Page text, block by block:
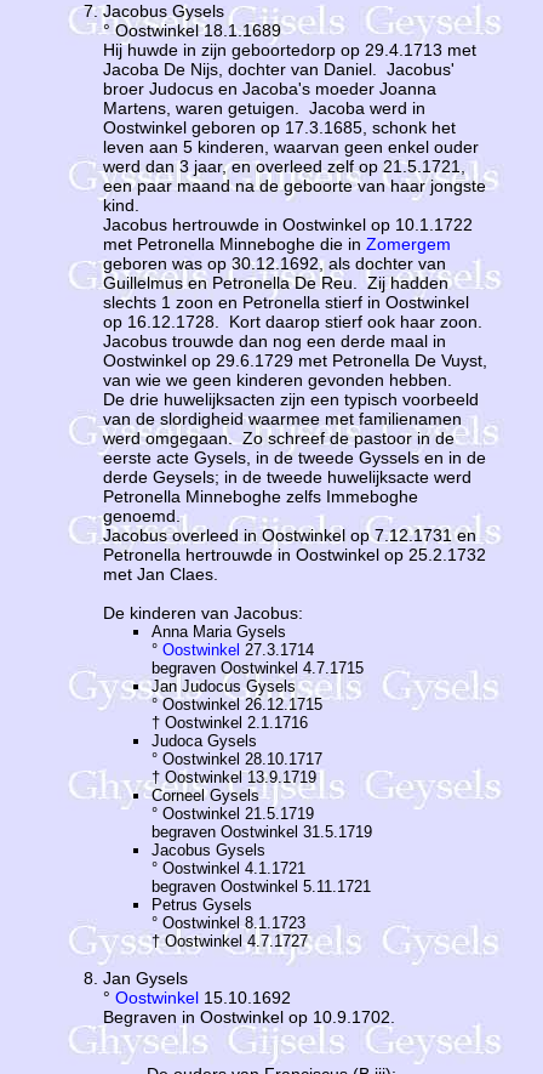
Jacobus Gysels
° Oostwinkel 18.1.1689
Hij huwde in zijn geboortedorp op 29.4.1713 met
Jacoba De Nijs, dochter van Daniel. Jacobus'
broer Judocus en Jacoba's moeder Joanna
Martens, waren getuigen. Jacoba werd in
Oostwinkel geboren op 17.3.1685, schonk het
leven aan 5 kinderen, waarvan geen enkel ouder
werd dan 3 jaar, en overleed zelf op 21.5.1721,
een paar maand na de geboorte van haar jongste
kind.
Jacobus hertrouwde in Oostwinkel op 10.1.1722
met Petronella Minneboghe die in Zomergem
geboren was op 30.12.1692, als dochter van
Guillelmus en Petronella De Reu. Zij hadden
slechts 1 zoon en Petronella stierf in Oostwinkel
op 16.12.1728. Kort daarop stierf ook haar zoon.
Jacobus trouwde dan nog een derde maal in
Oostwinkel op 29.6.1729 met Petronella De Vuyst,
van wie we geen kinderen gevonden hebben.
De drie huwelijksacten zijn een typisch voorbeeld
van de slordigheid waarmee met familienamen
werd omgegaan. Zo schreef de pastoor in de
eerste acte Gysels, in de tweede Gyssels en in de
derde Geysels; in de tweede huwelijksacte werd
Petronella Minneboghe zelfs Immeboghe
genoemd.
Jacobus overleed in Oostwinkel op 7.12.1731 en
Petronella hertrouwde in Oostwinkel op 25.2.1732
met Jan Claes.
De kinderen van Jacobus:
Anna Maria Gysels
° Oostwinkel 27.3.1714
begraven Oostwinkel 4.7.1715
Jan Judocus Gysels
° Oostwinkel 26.12.1715
† Oostwinkel 2.1.1716
Judoca Gysels
° Oostwinkel 28.10.1717
† Oostwinkel 13.9.1719
Corneel Gysels
° Oostwinkel 21.5.1719
begraven Oostwinkel 31.5.1719
Jacobus Gysels
° Oostwinkel 4.1.1721
begraven Oostwinkel 5.11.1721
Petrus Gysels
° Oostwinkel 8.1.1723
† Oostwinkel 4.7.1727
Jan Gysels
° Oostwinkel15.10.1692
Begraven in Oostwinkel op 10.9.1702.